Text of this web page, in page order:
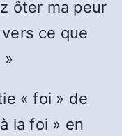
ôter ma peur
ce que
»
« foi » de
la foi » en